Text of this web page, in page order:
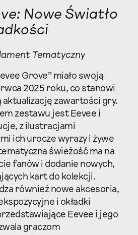
Nowe Światło
Tematyczny
Grove” miało swoją
2025 roku, co stanowi
aktualizację zawartości gry.
zestawu jest Eevee i
z ilustracjami
ich urocze wyrazy i żywe
świeżość ma na
fanów i dodanie nowych,
kart do kolekcji.
również nowe akcesoria,
i okładki
Eevee i jego
graczom